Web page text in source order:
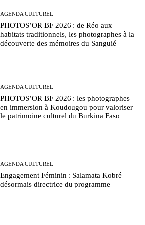
AGENDA CULTUREL
PHOTOS’OR BF 2026 : de Réo aux
habitats traditionnels, les photographes à la
découverte des mémoires du Sanguié
AGENDA CULTUREL
PHOTOS’OR BF 2026 : les photographes
en immersion à Koudougou pour valoriser
le patrimoine culturel du Burkina Faso
AGENDA CULTUREL
Engagement Féminin : Salamata Kobré
désormais directrice du programme